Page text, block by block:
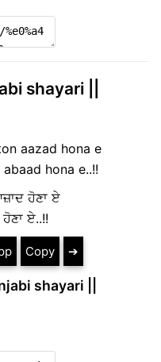
shayari ||
aazad hona e
hona e..!!
ਹੋਣਾ ਏ
ਏ..!!
Copy ➔
shayari ||